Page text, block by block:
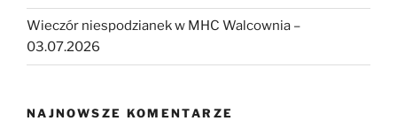
Wieczór niespodzianek w MHC Walcownia –
03.07.2026
NAJNOWSZE KOMENTARZE